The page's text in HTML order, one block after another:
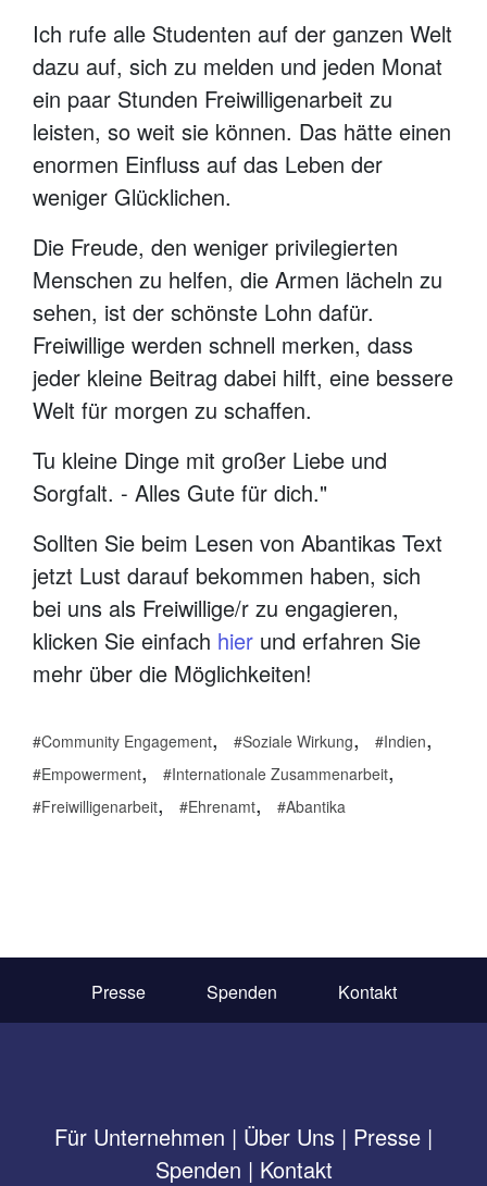
Ich rufe alle Studenten auf der ganzen Welt
dazu auf, sich zu melden und jeden Monat
ein paar Stunden Freiwilligenarbeit zu
leisten, so weit sie können. Das hätte einen
enormen Einfluss auf das Leben der
weniger Glücklichen.
Die Freude, den weniger privilegierten
Menschen zu helfen, die Armen lächeln zu
sehen, ist der schönste Lohn dafür.
Freiwillige werden schnell merken, dass
jeder kleine Beitrag dabei hilft, eine bessere
Welt für morgen zu schaffen.
Tu kleine Dinge mit großer Liebe und
Sorgfalt. - Alles Gute für dich."
Sollten Sie beim Lesen von Abantikas Text
jetzt Lust darauf bekommen haben, sich
bei uns als Freiwillige/r zu engagieren,
klicken Sie einfach hier und erfahren Sie
mehr über die Möglichkeiten!
Community Engagement, Soziale Wirkung, Indien,
Empowerment, Internationale Zusammenarbeit,
Freiwilligenarbeit, Ehrenamt, Abantika
Presse Spenden Kontakt
Für Unternehmen | Über Uns | Presse |
Spenden | Kontakt